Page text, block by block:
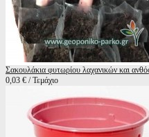
Σακουλάκια φυτωρίου λαχανικών και
0,03 € / Τεμάχιο